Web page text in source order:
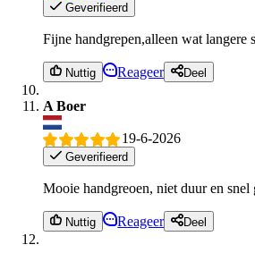
Geverifieerd
Fijne handgrepen,alleen wat
Nuttig Reageer Deel
A Boer
19-6-2026
Geverifieerd
Mooie handgreoen, niet duur en snel
Nuttig Reageer Deel